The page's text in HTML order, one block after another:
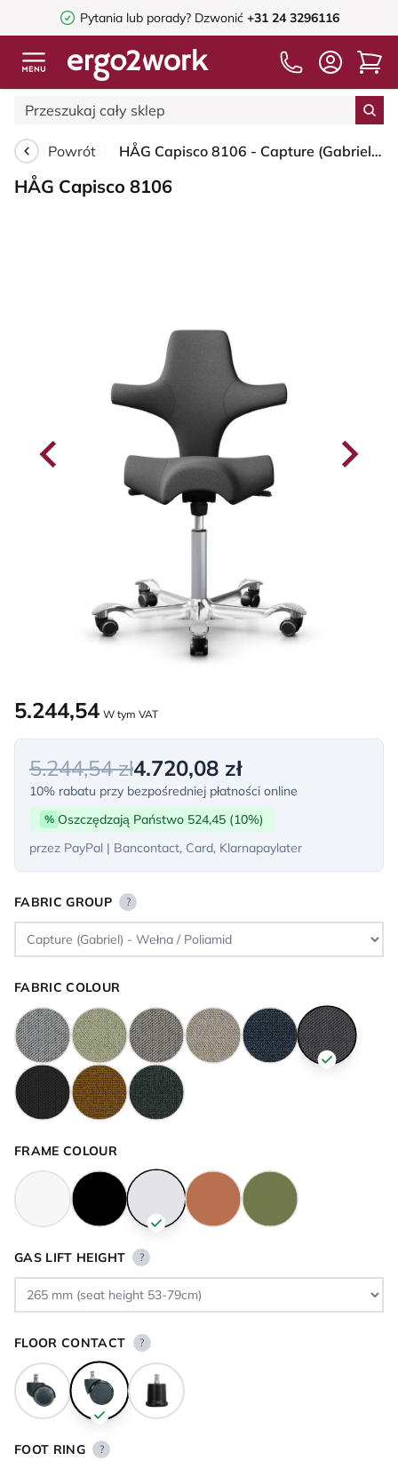
Pytania lub porady? Dzwonić +31 24 3296116
Powrót HÅG Capisco 8106 - Capture (Gabriel) - Wełna / Poliamid - CPT4601 - Dark grey - Silver - 265 mm (seat height 53-79cm) - Hard castors for soft floors
HÅG Capisco 8106
5.244,54 W tym VAT
5.244,54 zł4.720,08 zł
10% rabatu przy bezpośredniej płatności online
% Oszczędzają Państwo 524,45 (10%)
przez PayPal | Bancontact, Card, Klarnapaylater
FABRIC GROUP ?
FABRIC COLOUR
FRAME COLOUR
GAS LIFT HEIGHT ?
FLOOR CONTACT ?
FOOT RING ?